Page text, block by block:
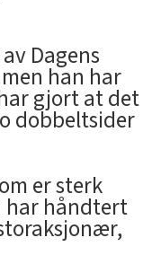
Dagens
han har
gjort at det
dobbeltsider
er sterk
har håndtert